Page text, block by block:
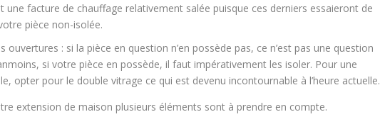
une facture de chauffage relativement salée puisque ces derniers essaieront de
pièce non-isolée.
ouvertures : si la pièce en question n’en possède pas, ce n’est pas une question
si votre pièce en possède, il faut impérativement les isoler. Pour une
opter pour le double vitrage ce qui est devenu incontournable à l’heure actuelle.
extension de maison plusieurs éléments sont à prendre en compte.